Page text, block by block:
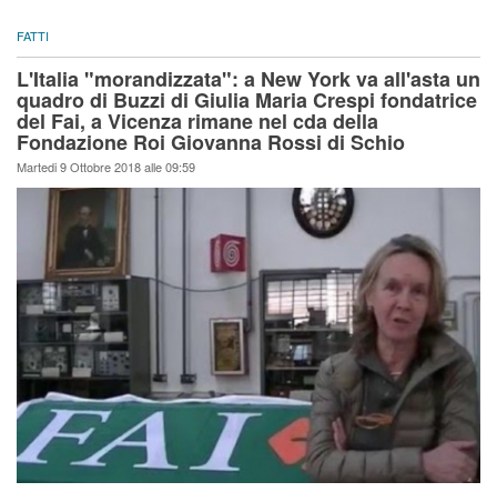
FATTI
L'Italia "morandizzata": a New York va all'asta un
quadro di Buzzi di Giulia Maria Crespi fondatrice
del Fai, a Vicenza rimane nel cda della
Fondazione Roi Giovanna Rossi di Schio
Martedi 9 Ottobre 2018 alle 09:59